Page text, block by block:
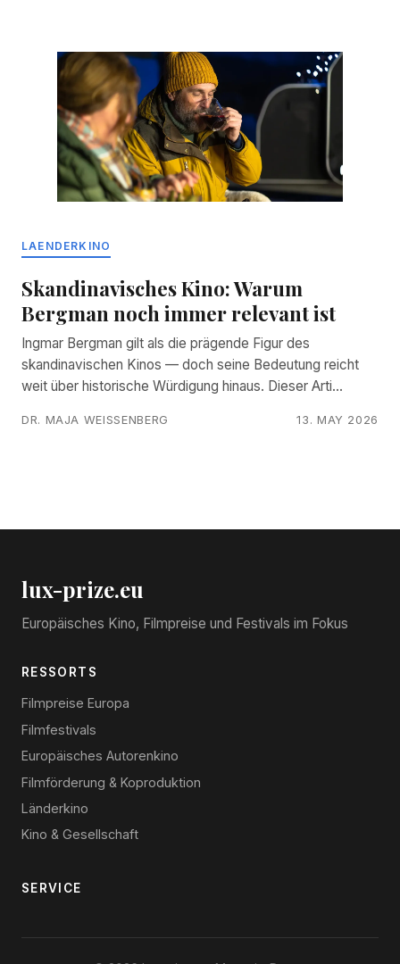
LAENDERKINO
Skandinavisches Kino: Warum
Bergman noch immer relevant ist
Ingmar Bergman gilt als die prägende Figur des
skandinavischen Kinos — doch seine Bedeutung reicht
weit über historische Würdigung hinaus. Dieser Arti…
DR. MAJA WEISSENBERG 13. MAY 2026
lux-prize.eu
Europäisches Kino, Filmpreise und Festivals im Fokus
RESSORTS
Filmpreise Europa
Filmfestivals
Europäisches Autorenkino
Filmförderung & Koproduktion
Länderkino
Kino & Gesellschaft
SERVICE